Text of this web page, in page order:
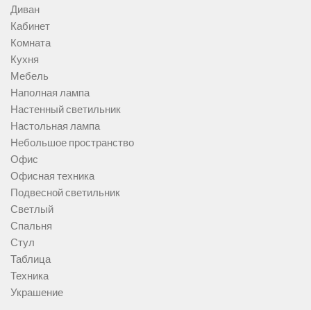
Диван
Кабинет
Комната
Кухня
Мебель
Наполная лампа
Настенный светильник
Настольная лампа
Небольшое пространство
Офис
Офисная техника
Подвесной светильник
Светлый
Спальня
Стул
Таблица
Техника
Украшение